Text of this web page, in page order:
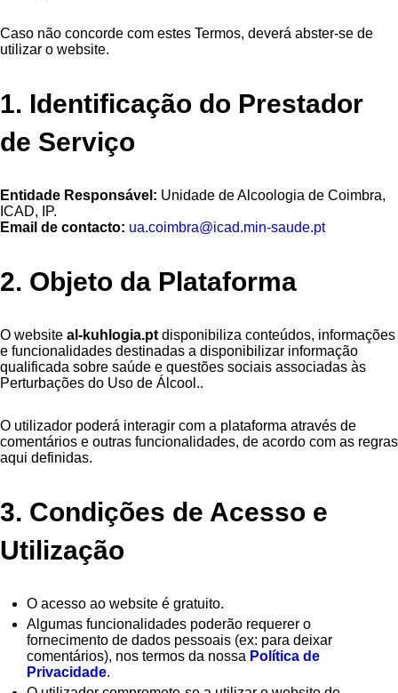
Caso não concorde com estes Termos, deverá abster-se de
utilizar o website.
1. Identificação do Prestador
de Serviço
Entidade Responsável: Unidade de Alcoologia de Coimbra,
ICAD, IP.
Email de contacto: ua.coimbra@icad.min-saude.pt
2. Objeto da Plataforma
O website al-kuhlogia.pt disponibiliza conteúdos, informações
e funcionalidades destinadas a disponibilizar informação
qualificada sobre saúde e questões sociais associadas às
Perturbações do Uso de Álcool..
O utilizador poderá interagir com a plataforma através de
comentários e outras funcionalidades, de acordo com as regras
aqui definidas.
3. Condições de Acesso e
Utilização
O acesso ao website é gratuito.
Algumas funcionalidades poderão requerer o
fornecimento de dados pessoais (ex: para deixar
comentários), nos termos da nossa Política de
Privacidade.